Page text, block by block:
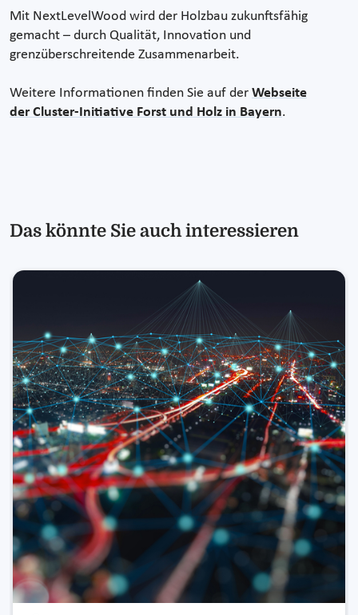
Mit NextLevelWood wird der Holzbau zukunftsfähig
gemacht – durch Qualität, Innovation und
grenzüberschreitende Zusammenarbeit.
Weitere Informationen finden Sie auf der Webseite
der Cluster-Initiative Forst und Holz in Bayern.
Das könnte Sie auch interessieren